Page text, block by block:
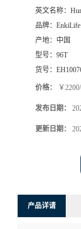
英文名称：
品牌： EnkiLife
产地： 中国
型号： 96T
货号：
价格： ￥
发布日期：
更新日期：
产品详请